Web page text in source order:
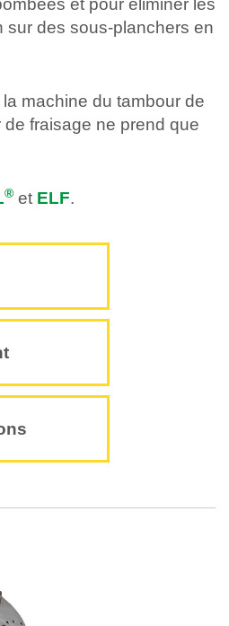
et pour éliminer les
sur des sous-planchers en
machine du tambour de
fraisage ne prend que
® et ELF.